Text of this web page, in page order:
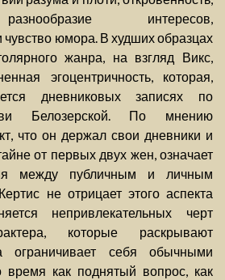
интересов,
чувство юмора. В худших образцах
жанра, на взгляд Викс,
эгоцентричность, которая,
дневниковых записях по
Белозерской. По мнению
что он держал свои дневники и
от первых двух жен, означает
между публичным и личным
не отрицает этого аспекта
непривлекательных черт
которые раскрывают
ограничивает себя обычными
как поднятый вопрос, как